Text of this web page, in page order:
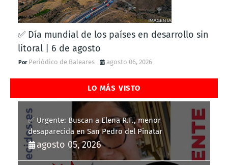
✅ Día mundial de los países en desarrollo sin
litoral | 6 de agosto
Periódico de Baleares agosto 06, 2026
LO MÁS VISTO
✅ Urgente: Buscan a Elena R.F., menor
desaparecida en San Pedro del Pinatar
agosto 05, 2026